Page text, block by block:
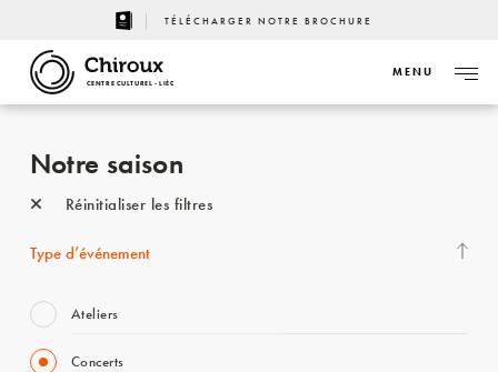
TÉLÉCHARGER NOTRE BROCHURE
CENTRE CULTUREL - LIÈGE
MENU
Notre saison
Réinitialiser les filtres
Type d’événement
Ateliers
Concerts